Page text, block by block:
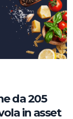
da 205
in asset